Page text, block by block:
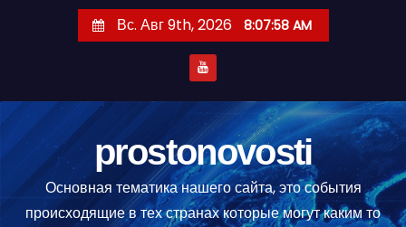
Вс. Авг 9th, 2026 8:08:00 AM
prostonovosti
Основная тематика нашего сайта, это события
происходящие в тех странах которые могут каким то